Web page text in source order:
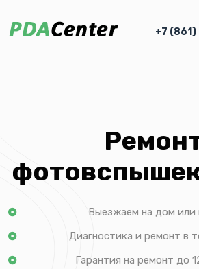
+7 (861)
Выезжаем на дом или
Диагностика и ремонт в
Гарантия на ремонт до